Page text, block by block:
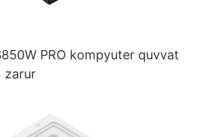
PRO kompyuter quvvat
zarur